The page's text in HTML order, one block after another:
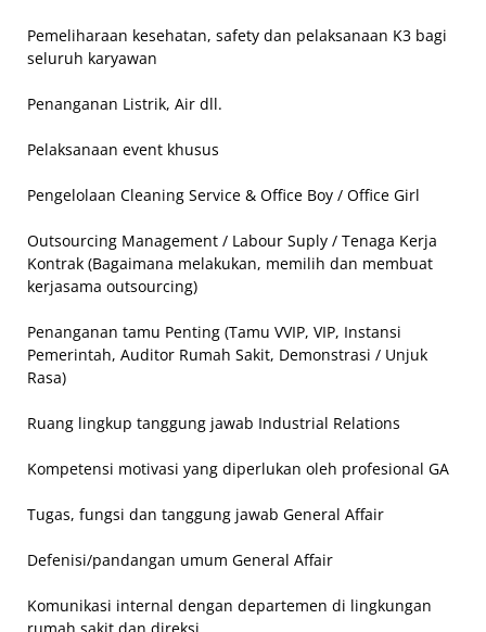
Pemeliharaan kesehatan, safety dan pelaksanaan K3 bagi
seluruh karyawan
Penanganan Listrik, Air dll.
Pelaksanaan event khusus
Pengelolaan Cleaning Service & Office Boy / Office Girl
Outsourcing Management / Labour Suply / Tenaga Kerja
Kontrak (Bagaimana melakukan, memilih dan membuat
kerjasama outsourcing)
Penanganan tamu Penting (Tamu VVIP, VIP, Instansi
Pemerintah, Auditor Rumah Sakit, Demonstrasi / Unjuk
Rasa)
Ruang lingkup tanggung jawab Industrial Relations
Kompetensi motivasi yang diperlukan oleh profesional GA
Tugas, fungsi dan tanggung jawab General Affair
Defenisi/pandangan umum General Affair
Komunikasi internal dengan departemen di lingkungan